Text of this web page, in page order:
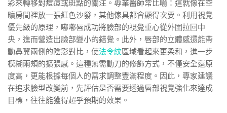
彩來轉移對痘痘或斑點的關注。專業醫師常比喻：這就像在空
曠房間裡放一張紅色沙發，其他傢具都會顯得次要。利用視覺
優先級的原理，嘟嘟唇成功將臉部的視覺重心從外圍拉回中
央，進而營造出臉部變小的錯覺。此外，唇部的立體感還能帶
動鼻翼兩側的陰影對比，使法令紋區域看起來更柔和，進一步
模糊兩頰的擴張感。這種無需動刀的修飾方式，不僅安全還原
度高，更能根據每個人的需求調整豐滿程度。因此，專家建議
在追求臉型改變前，先評估是否需要透過唇部視覺強化來達成
目標，往往能獲得超乎預期的效果。